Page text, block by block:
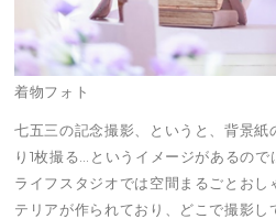
着物フォト
七五三の記念撮影、というと、背景紙
り1枚撮る…というイメージがあるので
ライフスタジオでは空間まるごとお
テリアが作られており、どこで撮影